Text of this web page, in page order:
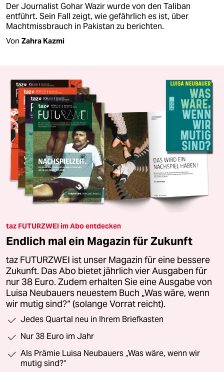
Der Journalist Gohar Wazir wurde von den Taliban
entführt. Sein Fall zeigt, wie gefährlich es ist, über
Machtmissbrauch in Pakistan zu berichten.
Von Zahra Kazmi
taz FUTURZWEI im Abo entdecken
Endlich mal ein Magazin für Zukunft
taz FUTURZWEI ist unser Magazin für eine bessere
Zukunft. Das Abo bietet jährlich vier Ausgaben für
nur 38 Euro. Zudem erhalten Sie eine Ausgabe von
Luisa Neubauers neuestem Buch „Was wäre, wenn
wir mutig sind?“ (solange Vorrat reicht).
Jedes Quartal neu in Ihrem Briefkasten
Nur 38 Euro im Jahr
Als Prämie Luisa Neubauers „Was wäre, wenn wir
mutig sind?“